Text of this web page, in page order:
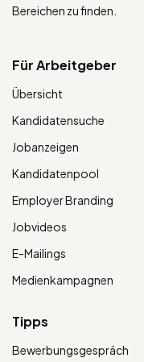
Bereichen zu finden.
Für Arbeitgeber
Übersicht
Kandidatensuche
Jobanzeigen
Kandidatenpool
Employer Branding
Jobvideos
E-Mailings
Medienkampagnen
Tipps
Bewerbungsgespräch